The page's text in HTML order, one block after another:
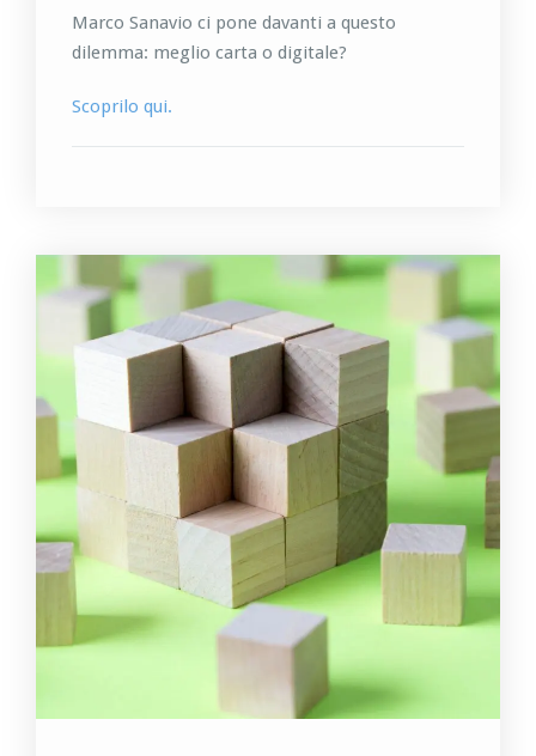
Marco Sanavio ci pone davanti a questo
dilemma: meglio carta o digitale?
Scoprilo qui.